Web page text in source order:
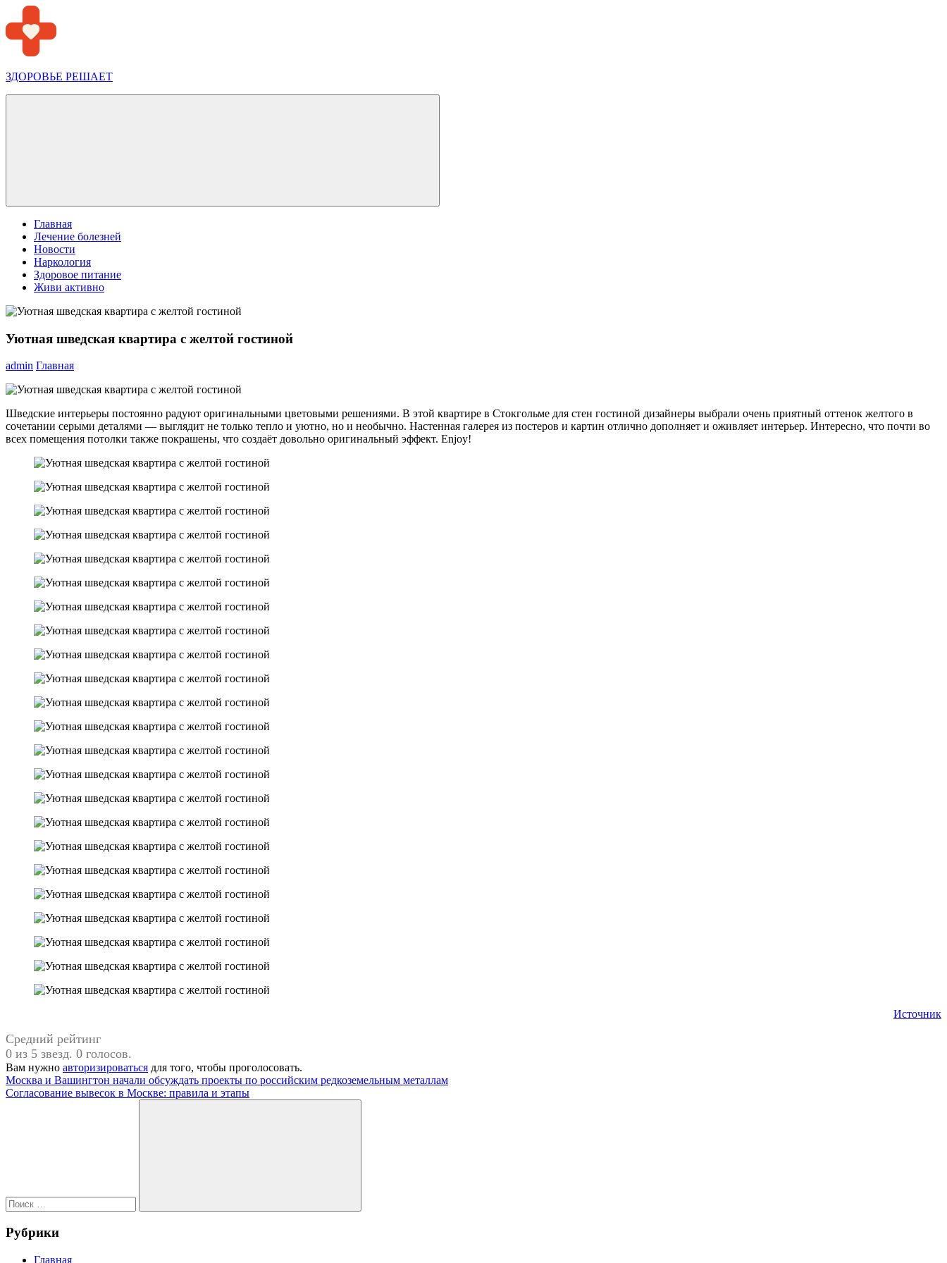
Перейти
к
содержимому
ЗДОРОВЬЕ РЕШАЕТ
Меню
Главная
Лечение болезней
Новости
Наркология
Здоровое питание
Живи активно
Уютная шведская квартира с желтой гостиной
admin Главная
Шведские интерьеры постоянно радуют оригинальными цветовыми решениями. В этой квартире в Стокгольме для стен гостиной дизайнеры выбрали очень приятный оттенок желтого в
сочетании серыми деталями — выглядит не только тепло и уютно, но и необычно. Настенная галерея из постеров и картин отлично дополняет и оживляет интерьер. Интересно, что почти во
всех помещения потолки также покрашены, что создаёт довольно оригинальный эффект. Enjoy!
Источник
Средний рейтинг
0 из 5 звезд. 0 голосов.
Вам нужно авторизироваться для того, чтобы проголосовать.
желтый
цвет
Навигация
по
Предыдущая
запись:
Москва и Вашингтон начали обсуждать проекты по российским редкоземельным металлам
Следующая
Согласование вывесок в Москве: правила и этапы
Поиск
Рубрики
Главная